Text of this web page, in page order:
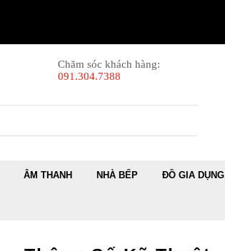
Chăm sóc khách hàng:
091.304.7388
ÂM THANH NHÀ BẾP ĐỒ GIA DỤNG